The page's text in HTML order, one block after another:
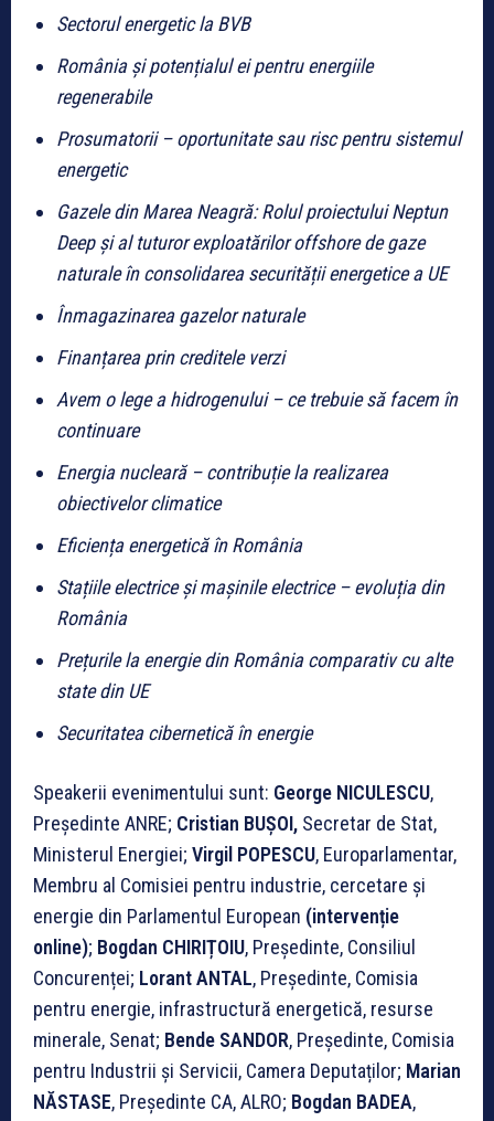
Sectorul energetic la BVB
România și potențialul ei pentru energiile
regenerabile
Prosumatorii – oportunitate sau risc pentru sistemul
energetic
Gazele din Marea Neagră: Rolul proiectului Neptun
Deep și al tuturor exploatărilor offshore de gaze
naturale în consolidarea securității energetice a UE
Înmagazinarea gazelor naturale
Finanțarea prin creditele verzi
Avem o lege a hidrogenului – ce trebuie să facem în
continuare
Energia nucleară – contribuție la realizarea
obiectivelor climatice
Eficiența energetică în România
Stațiile electrice și mașinile electrice – evoluția din
România
Prețurile la energie din România comparativ cu alte
state din UE
Securitatea cibernetică în energie
Speakerii evenimentului sunt: George NICULESCU,
Președinte ANRE; Cristian BUȘOI, Secretar de Stat,
Ministerul Energiei; Virgil POPESCU, Europarlamentar,
Membru al Comisiei pentru industrie, cercetare și
energie din Parlamentul European (intervenție
online); Bogdan CHIRIȚOIU, Președinte, Consiliul
Concurenței; Lorant ANTAL, Preşedinte, Comisia
pentru energie, infrastructură energetică, resurse
minerale, Senat; Bende SANDOR, Președinte, Comisia
pentru Industrii și Servicii, Camera Deputaților; Marian
NĂSTASE, Președinte CA, ALRO; Bogdan BADEA,